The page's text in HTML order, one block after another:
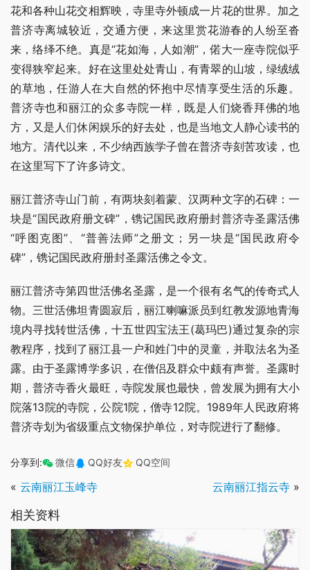
花和各种山花交相辉映，寺里寺外顿成一片花的世界。加之
普济寺离城较近，交通方便，来这里赏花游春的人纷至沓
来，络绎不绝。真是“花如海，人如潮”，偌大一座寺院似乎
变得狭窄起来。好在这里处处青山，有青翠的山坡，绿绒绒
的草地，任游人在大自然的怀抱中尽情享受生活的乐趣。
普济寺也和丽江的众多寺院一样，既是人们烧香拜佛的地
方，又是人们休闲娱乐的好去处，也是当地文人静心读书的
地方。清代以来，不少纳西族学子曾在普济寺刻苦攻读，也
在这里写下了许多诗文。
丽江普济寺山门前，有两块刻着蒙、汉两种文字的石碑：一
块是“国民政府册文碑”，镌记国民政府册封普济寺圣露活佛
“呼图克图”、“普善法师”之册文；另一块是“国民政府令
碑”，镌记国民政府册封圣露活佛之令文。
丽江普济寺第四世活佛名圣露，是一个很有名气的传奇式人
物。三世活佛坦青圆寂后，丽江喇嘛派员到红教发源地青海
境内寻找转世活佛，十五世四宝法王(葛玛巴)通过复杂的宗
教程序，找到了丽江县一户和姓门中的灵童，并取法名为圣
露。由于圣露博学多识，在僧侣及群众中颇有声誉。圣露时
期，普济寺香火最旺，寺院发展也最快，曾发展为拥有大小
院落13院的寺院，公院1院，僧寺12院。1989年人民政府将
普济寺划为省级重点文物保护单位，对寺院进行了翻修。
分享到: 微信 QQ好友 QQ空间
« 云南丽江玉峰寺 云南丽江指云寺 »
相关资料